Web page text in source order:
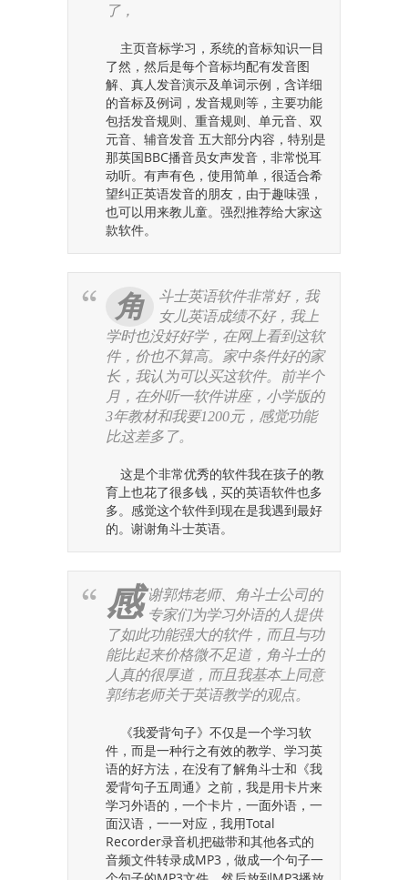
了，
主页音标学习，系统的音标知识一目
了然，然后是每个音标均配有发音图
解、真人发音演示及单词示例，含详细
的音标及例词，发音规则等，主要功能
包括发音规则、重音规则、单元音、双
元音、辅音发音 五大部分内容，特别是
那英国BBC播音员女声发音，非常悦耳
动听。有声有色，使用简单，很适合希
望纠正英语发音的朋友，由于趣味强，
也可以用来教儿童。强烈推荐给大家这
款软件。
角
斗士英语软件非常好，我
女儿英语成绩不好，我上
学时也没好好学，在网上看到这软
件，价也不算高。家中条件好的家
长，我认为可以买这软件。前半个
月，在外听一软件讲座，小学版的
3年教材和我要1200元，感觉功能
比这差多了。
这是个非常优秀的软件我在孩子的教
育上也花了很多钱，买的英语软件也多
多。感觉这个软件到现在是我遇到最好
的。谢谢角斗士英语。
感 谢郭炜老师、角斗士公司的
专家们为学习外语的人提供
了如此功能强大的软件，而且与功
能比起来价格微不足道，角斗士的
人真的很厚道，而且我基本上同意
郭纬老师关于英语教学的观点。
《我爱背句子》不仅是一个学习软
件，而是一种行之有效的教学、学习英
语的好方法，在没有了解角斗士和《我
爱背句子五周通》之前，我是用卡片来
学习外语的，一个卡片，一面外语，一
面汉语，一一对应，我用Total
Recorder录音机把磁带和其他各式的
音频文件转录成MP3，做成一个句子一